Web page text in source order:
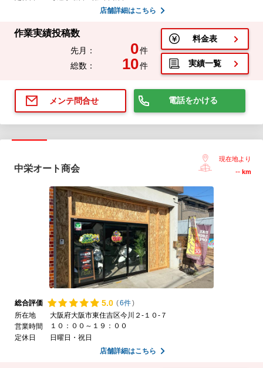
店舗詳細はこちら
作業実績投稿数
先月： 0件
総数：
10件
料金表
実績一覧
メンテ問合せ 電話をかける
中栄オート商会
現在地より
-- km
総合評価 5.0 (6件)
所在地
大阪府大阪市東住吉区今川２-１０-７
営業時間
１０：００～１９：００
定休日
日曜日・祝日
店舗詳細はこちら